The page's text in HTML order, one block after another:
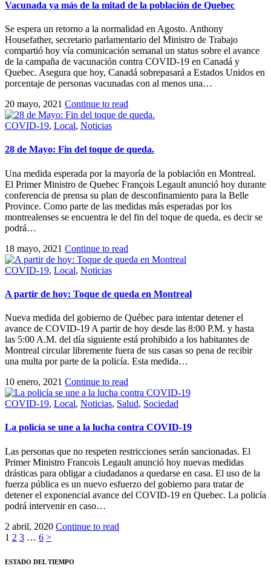
Vacunada ya más de la mitad de la población de Quebec
Se espera un retorno a la normalidad en Agosto. Anthony
Housefather, secretario parlamentario del Ministro de Trabajo
compartió hoy vía comunicación semanal un status sobre el avance
de la campaña de vacunación contra COVID-19 en Canadá y
Quebec. Asegura que hoy, Canadá sobrepasará a Estados Unidos en
porcentaje de personas vacunadas con al menos una…
20 mayo, 2021 Continue to read
COVID-19, Local, Noticias
28 de Mayo: Fin del toque de queda.
Una medida esperada por la mayoría de la población en Montreal.
El Primer Ministro de Quebec François Legault anunció hoy durante
conferencia de prensa su plan de desconfinamiento para la Belle
Province. Como parte de las medidas más esperadas por los
montrealenses se encuentra le del fin del toque de queda, es decir se
podrá…
18 mayo, 2021 Continue to read
COVID-19, Local, Noticias
A partir de hoy: Toque de queda en Montreal
Nueva medida del gobierno de Québec para intentar detener el
avance de COVID-19 A partir de hoy desde las 8:00 P.M. y hasta
las 5:00 A.M. del día siguiente está prohibido a los habitantes de
Montreal circular libremente fuera de sus casas so pena de recibir
una multa por parte de la policía. Esta medida…
10 enero, 2021 Continue to read
COVID-19, Local, Noticias, Salud, Sociedad
La policía se une a la lucha contra COVID-19
Las personas que no respeten restricciones serán sancionadas. El
Primer Ministro Francois Legault anunció hoy nuevas medidas
drásticas para obligar a ciudadanos a quedarse en casa. El uso de la
fuerza pública es un nuevo esfuerzo del gobierno para tratar de
detener el exponencial avance del COVID-19 en Quebec. La policía
podrá intervenir en caso…
2 abril, 2020 Continue to read
1 2 3 … 6 >
ESTADO DEL TIEMPO